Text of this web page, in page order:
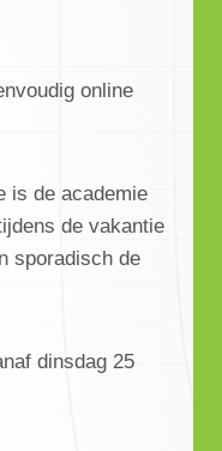
online
is de academie
de vakantie
sporadisch de
dinsdag 25